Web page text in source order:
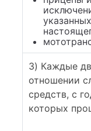
3) Каждые
отношении
средств, с
которых